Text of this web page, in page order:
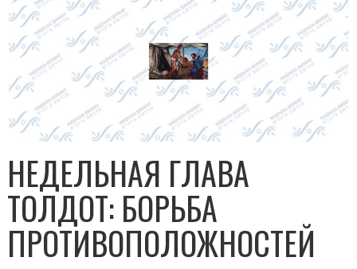
НЕДЕЛЬНАЯ ГЛАВА
ТОЛДОТ: БОРЬБА
ПРОТИВОПОЛОЖНОСТЕЙ